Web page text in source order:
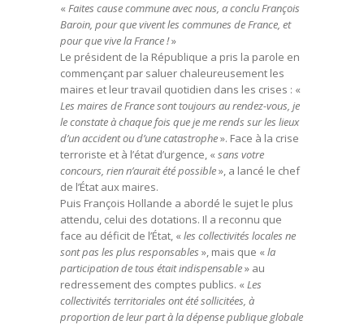
« Faites cause commune avec nous, a conclu François
Baroin, pour que vivent les communes de France, et
pour que vive la France !»
Le président de la République a pris la parole en
commençant par saluer chaleureusement les
maires et leur travail quotidien dans les crises : «
Les maires de France sont toujours au rendez-vous, je
le constate à chaque fois que je me rends sur les lieux
d’un accident ou d’une catastrophe». Face à la crise
terroriste et à l’état d’urgence, « sans votre
concours, rien n’aurait été possible», a lancé le chef
de l’État aux maires.
Puis François Hollande a abordé le sujet le plus
attendu, celui des dotations. Il a reconnu que
face au déficit de l’État, « les collectivités locales ne
sont pas les plus responsables », mais que « la
participation de tous était indispensable» au
redressement des comptes publics. « Les
collectivités territoriales ont été sollicitées, à
proportion de leur part à la dépense publique globale